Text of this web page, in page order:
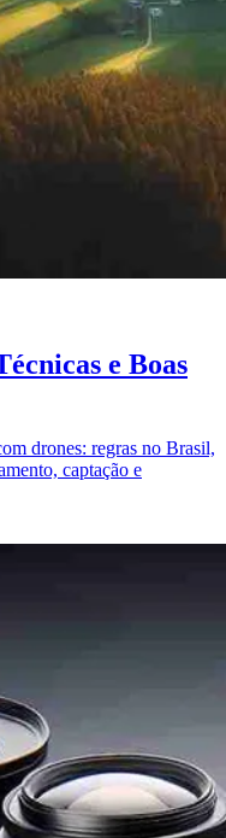
e Boas
drones: regras no Brasil,
captação e